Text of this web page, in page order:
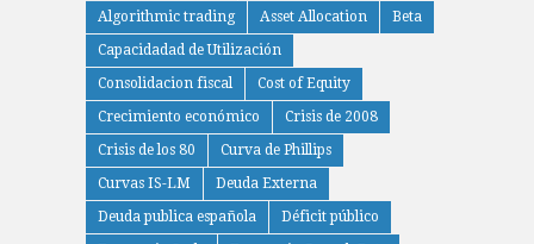
Algorithmic trading
Asset Allocation
Beta
Capacidadad de Utilización
Consolidacion fiscal
Cost of Equity
Crecimiento económico
Crisis de 2008
Crisis de los 80
Curva de Phillips
Curvas IS-LM
Deuda Externa
Deuda publica española
Déficit público